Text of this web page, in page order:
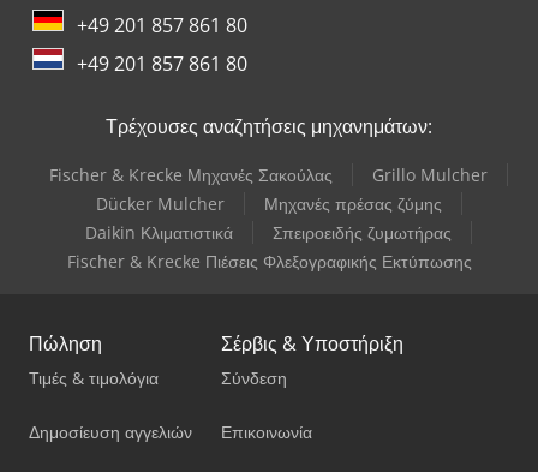
+49 201 857 861 80
+49 201 857 861 80
Τρέχουσες αναζητήσεις μηχανημάτων:
Fischer & Krecke Μηχανές Σακούλας
Grillo Mulcher
Dücker Mulcher
Μηχανές πρέσας ζύμης
Daikin Κλιματιστικά
Σπειροειδής ζυμωτήρας
Fischer & Krecke Πιέσεις Φλεξογραφικής Εκτύπωσης
Πώληση
Τιμές & τιμολόγια
Δημοσίευση αγγελιών
Σέρβις & Υποστήριξη
Σύνδεση
Επικοινωνία